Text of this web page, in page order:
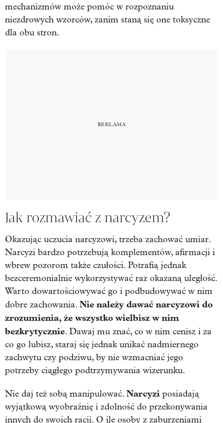
mechanizmów może pomóc w rozpoznaniu
niezdrowych wzorców, zanim staną się one toksyczne
dla obu stron.
Jak rozmawiać z narcyzem?
Okazując uczucia narcyzowi, trzeba zachować umiar.
Narcyzi bardzo potrzebują komplementów, afirmacji i
wbrew pozorom także czułości. Potrafią jednak
bezceremonialnie wykorzystywać raz okazaną uległość.
Warto dowartościowywać go i podbudowywać w nim
dobre zachowania. Nie należy dawać narcyzowi do
zrozumienia, że wszystko wielbisz w nim
bezkrytycznie. Dawaj mu znać, co w nim cenisz i za
co go lubisz, staraj się jednak unikać nadmiernego
zachwytu czy podziwu, by nie wzmacniać jego
potrzeby ciągłego podtrzymywania wizerunku.
Nie daj też sobą manipulować. Narcyzi posiadają
wyjątkową wyobraźnię i zdolność do przekonywania
innych do swoich racji. O ile osoby z zaburzeniami